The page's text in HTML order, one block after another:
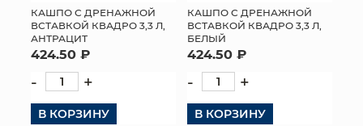
КАШПО С ДРЕНАЖНОЙ
ВСТАВКОЙ КВАДРО 3,3 Л,
АНТРАЦИТ
424.50 ₽
- +
В КОРЗИНУ
КАШПО С ДРЕНАЖНОЙ
ВСТАВКОЙ КВАДРО 3,3 Л,
БЕЛЫЙ
424.50 ₽
- +
В КОРЗИНУ